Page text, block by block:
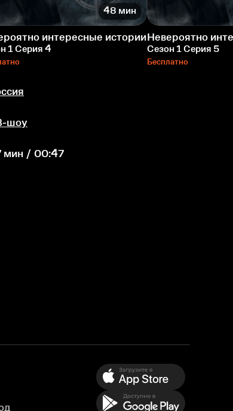
48 мин
интересные истории
1 Серия 4
Невероятно
Сезон 1 Серия 5
Бесплатно
шоу
мин / 00:47